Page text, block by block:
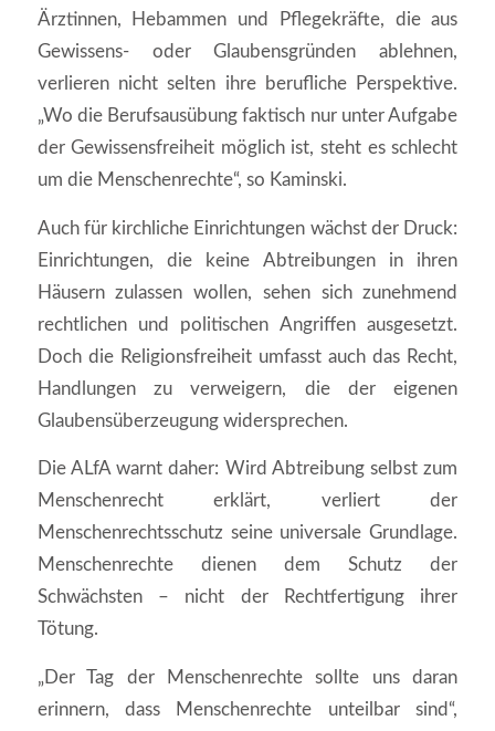
Ärztinnen, Hebammen und Pflegekräfte, die aus
Gewissens- oder Glaubensgründen ablehnen,
verlieren nicht selten ihre berufliche Perspektive.
„Wo die Berufsausübung faktisch nur unter Aufgabe
der Gewissensfreiheit möglich ist, steht es schlecht
um die Menschenrechte“, so Kaminski.
Auch für kirchliche Einrichtungen wächst der Druck:
Einrichtungen, die keine Abtreibungen in ihren
Häusern zulassen wollen, sehen sich zunehmend
rechtlichen und politischen Angriffen ausgesetzt.
Doch die Religionsfreiheit umfasst auch das Recht,
Handlungen zu verweigern, die der eigenen
Glaubensüberzeugung widersprechen.
Die ALfA warnt daher: Wird Abtreibung selbst zum
Menschenrecht erklärt, verliert der
Menschenrechtsschutz seine universale Grundlage.
Menschenrechte dienen dem Schutz der
Schwächsten – nicht der Rechtfertigung ihrer
Tötung.
„Der Tag der Menschenrechte sollte uns daran
erinnern, dass Menschenrechte unteilbar sind“,